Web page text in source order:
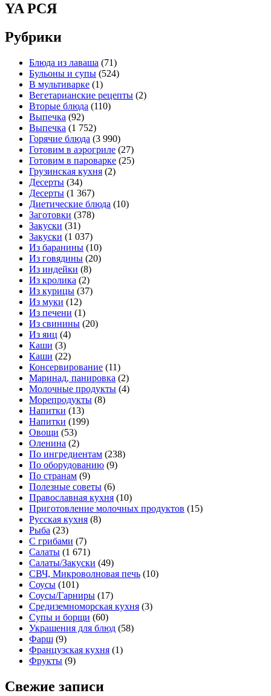
YA РСЯ
Рубрики
Блюда из лаваша (71)
Бульоны и супы (524)
В мультиварке (1)
Вегетарианские рецепты (2)
Вторые блюда (110)
Выпечка (92)
Выпечка (1 752)
Горячие блюда (3 990)
Готовим в аэрогриле (27)
Готовим в пароварке (25)
Грузинская кухня (2)
Десерты (34)
Десерты (1 367)
Диетические блюда (10)
Заготовки (378)
Закуски (31)
Закуски (1 037)
Из баранины (10)
Из говядины (20)
Из индейки (8)
Из кролика (2)
Из курицы (37)
Из муки (12)
Из печени (1)
Из свинины (20)
Из яиц (4)
Каши (3)
Каши (22)
Консервирование (11)
Маринад, панировка (2)
Молочные продукты (4)
Морепродукты (8)
Напитки (13)
Напитки (199)
Овощи (53)
Оленина (2)
По ингредиентам (238)
По оборудованию (9)
По странам (9)
Полезные советы (6)
Православная кухня (10)
Приготовление молочных продуктов (15)
Русская кухня (8)
Рыба (23)
С грибами (7)
Салаты (1 671)
Салаты/Закуски (49)
СВЧ, Микроволновая печь (10)
Соусы (101)
Соусы/Гарниры (17)
Средиземноморская кухня (3)
Супы и борщи (60)
Украшения для блюд (58)
Фарш (9)
Французская кухня (1)
Фрукты (9)
Свежие записи